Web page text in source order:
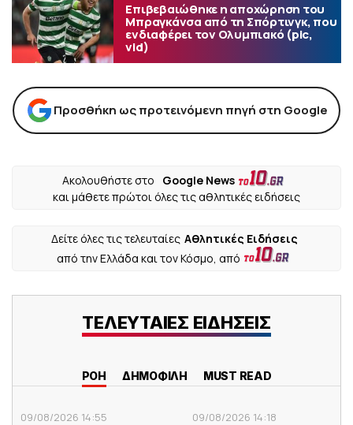
Επιβεβαιώθηκε η αποχώρηση του
Μπραγκάνσα από τη Σπόρτινγκ, που
ενδιαφέρει τον Ολυμπιακό (pic,
vid)
Προσθήκη ως προτεινόμενη πηγή στη Google
Ακολουθήστε στο
Google News
και μάθετε πρώτοι όλες τις αθλητικές ειδήσεις
Δείτε όλες τις τελευταίες Αθλητικές Ειδήσεις
από την Ελλάδα και τον Κόσμο, από
ΤΕΛΕΥΤΑΙΕΣ ΕΙΔΗΣΕΙΣ
ΡΟΗ ΔΗΜΟΦΙΛΗ MUST READ
09/08/2026 14:55 09/08/2026 14:18